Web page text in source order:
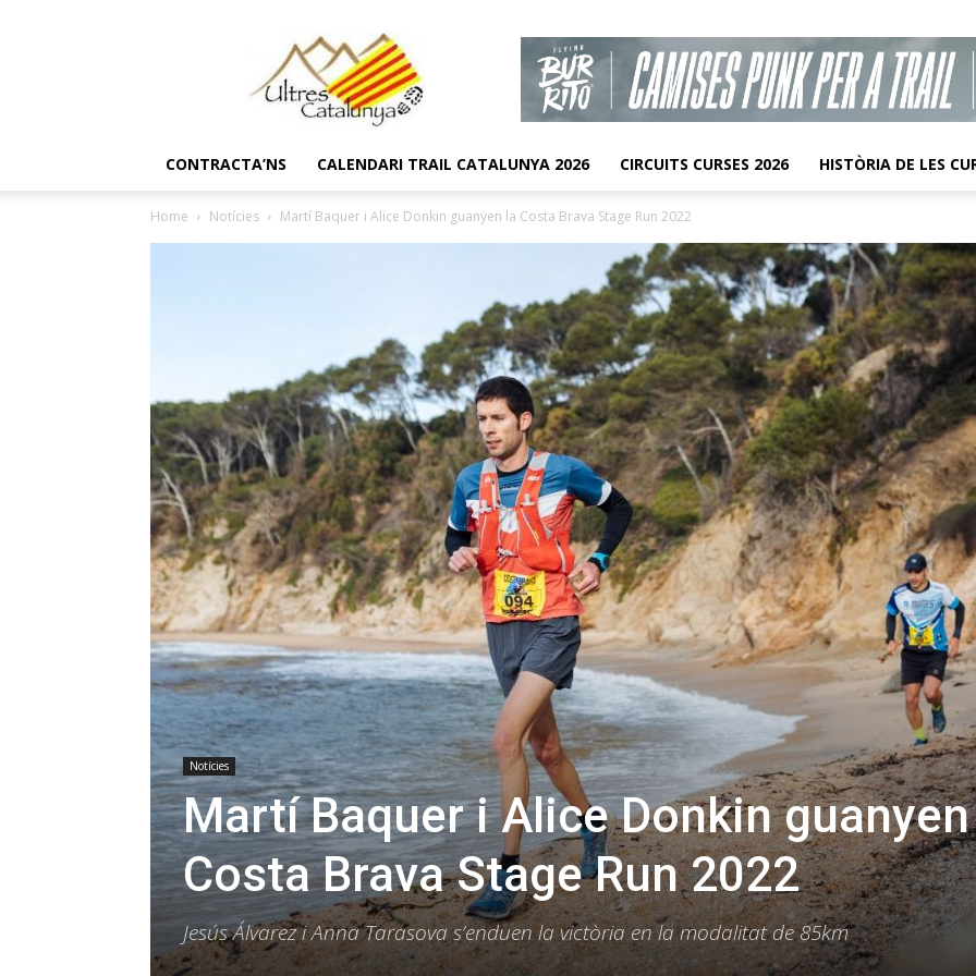
CONTRACTA’NS CALENDARI TRAIL CATALUNYA 2026 CIRCUITS CURSES 2026 HISTÒRIA DE LES
Home Notícies Martí Baquer i Alice Donkin guanyen la Costa Brava Stage Run 2022
Notícies
Martí Baquer i Alice Donkin
Costa Brava Stage Run 2022
Jesús Álvarez i Anna Tarasova s’enduen la victòria en la modalitat de 85km